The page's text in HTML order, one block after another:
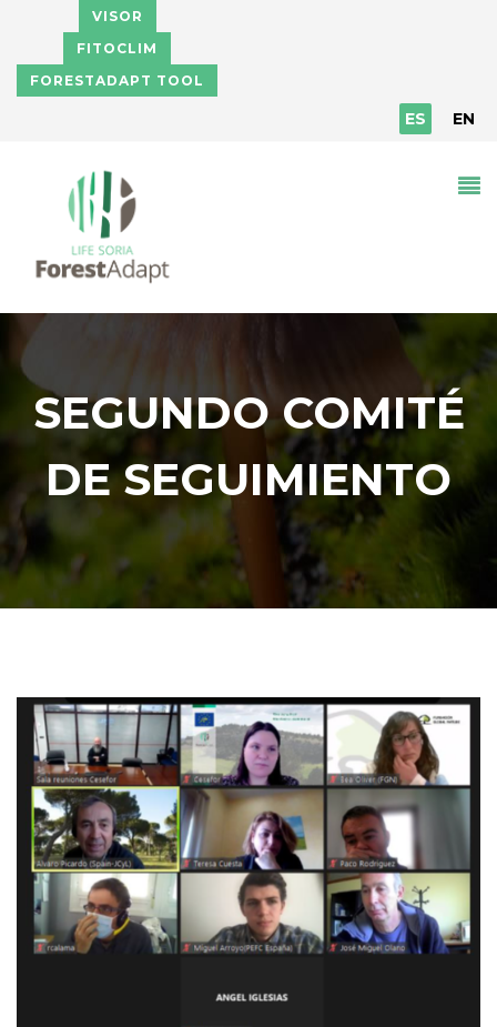
Pasar al contenido principal
VISOR
FITOCLIM
FORESTADAPT TOOL
ES EN
SEGUNDO COMITÉ
DE SEGUIMIENTO